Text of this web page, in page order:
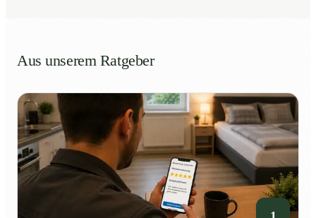
Aus unserem Ratgeber